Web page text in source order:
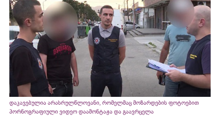
დაკავებულია არასრულწლოვანი, რომელმაც მოზარდების ფოტოებით
პორნოგრაფიული ვიდეო დაამონტაჟა და გაავრცელა